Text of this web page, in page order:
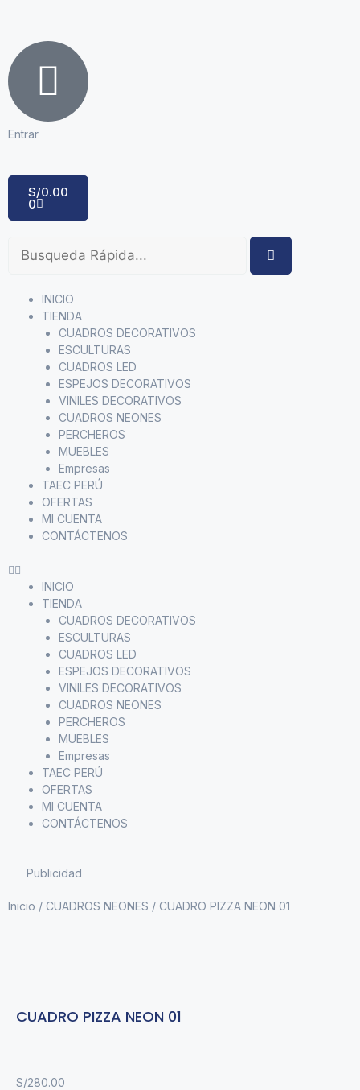
Entrar
S/0.00
0
INICIO
TIENDA
CUADROS DECORATIVOS
ESCULTURAS
CUADROS LED
ESPEJOS DECORATIVOS
VINILES DECORATIVOS
CUADROS NEONES
PERCHEROS
MUEBLES
Empresas
TAEC PERÚ
OFERTAS
MI CUENTA
CONTÁCTENOS
INICIO
TIENDA
CUADROS DECORATIVOS
ESCULTURAS
CUADROS LED
ESPEJOS DECORATIVOS
VINILES DECORATIVOS
CUADROS NEONES
PERCHEROS
MUEBLES
Empresas
TAEC PERÚ
OFERTAS
MI CUENTA
CONTÁCTENOS
Publicidad
Inicio / CUADROS NEONES / CUADRO PIZZA NEON 01
CUADRO PIZZA NEON 01
S/280.00